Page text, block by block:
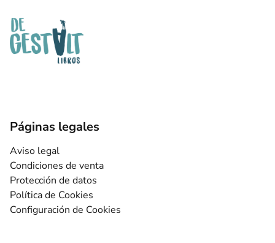
Páginas legales
Aviso legal
Condiciones de venta
Protección de datos
Política de Cookies
Configuración de Cookies